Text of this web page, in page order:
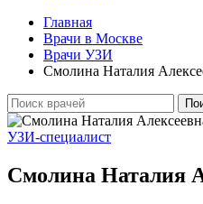
Главная
Врачи в Москве
Врачи УЗИ
Смолина Наталия
УЗИ-специалист
Смолина Наталия